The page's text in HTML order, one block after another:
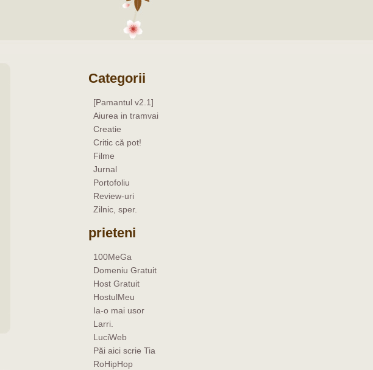
Categorii
[Pamantul v2.1]
Aiurea in tramvai
Creatie
Critic că pot!
Filme
Jurnal
Portofoliu
Review-uri
Zilnic, sper.
prieteni
100MeGa
Domeniu Gratuit
Host Gratuit
HostulMeu
Ia-o mai usor
Larri.
LuciWeb
Păi aici scrie Tia
RoHipHop